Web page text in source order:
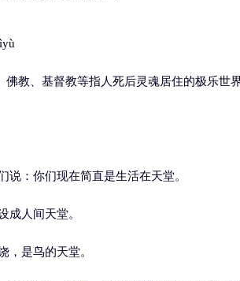
佛教、基督教等指人死后灵魂居住的极乐世
说：你们现在简直是生活在天堂。
成人间天堂。
，是鸟的天堂。